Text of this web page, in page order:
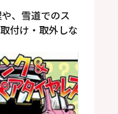
、雪道でのス
付け・取外しな